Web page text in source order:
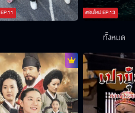
EP.11 ตอนใหม่EP.13
ทั้งหมด